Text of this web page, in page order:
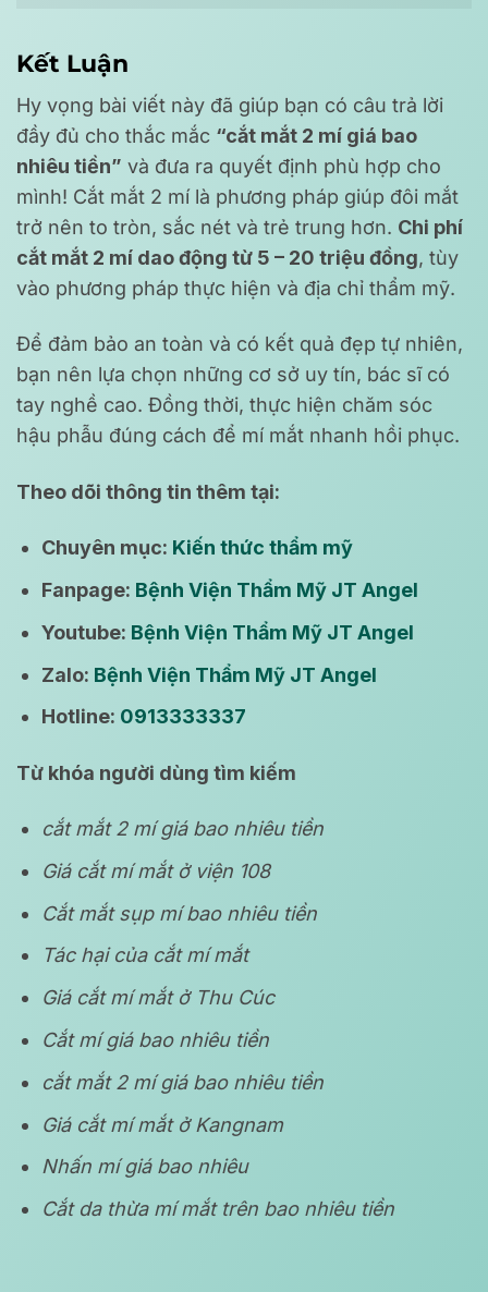
Kết Luận
Hy vọng bài viết này đã giúp bạn có câu trả lời
đầy đủ cho thắc mắc “cắt mắt 2 mí giá bao
nhiêu tiền” và đưa ra quyết định phù hợp cho
mình! Cắt mắt 2 mí là phương pháp giúp đôi mắt
trở nên to tròn, sắc nét và trẻ trung hơn. Chi phí
cắt mắt 2 mí dao động từ 5 – 20 triệu đồng, tùy
vào phương pháp thực hiện và địa chỉ thẩm mỹ.
Để đảm bảo an toàn và có kết quả đẹp tự nhiên,
bạn nên lựa chọn những cơ sở uy tín, bác sĩ có
tay nghề cao. Đồng thời, thực hiện chăm sóc
hậu phẫu đúng cách để mí mắt nhanh hồi phục.
Theo dõi thông tin thêm tại:
Chuyên mục: Kiến thức thẩm mỹ
Fanpage: Bệnh Viện Thẩm Mỹ JT Angel
Youtube: Bệnh Viện Thẩm Mỹ JT Angel
Zalo: Bệnh Viện Thẩm Mỹ JT Angel
Hotline: 0913333337
Từ khóa người dùng tìm kiếm
cắt mắt 2 mí giá bao nhiêu tiền
Giá cắt mí mắt ở viện 108
Cắt mắt sụp mí bao nhiêu tiền
Tác hại của cắt mí mắt
Giá cắt mí mắt ở Thu Cúc
Cắt mí giá bao nhiêu tiền
cắt mắt 2 mí giá bao nhiêu tiền
Giá cắt mí mắt ở Kangnam
Nhấn mí giá bao nhiêu
Cắt da thừa mí mắt trên bao nhiêu tiền